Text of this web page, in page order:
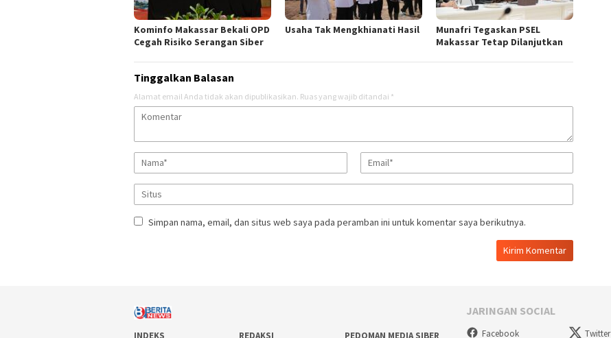
Kominfo Makassar Bekali OPD
Cegah Risiko Serangan Siber
Usaha Tak Mengkhianati Hasil
Munafri Tegaskan PSEL
Makassar Tetap Dilanjutkan
Tinggalkan Balasan
Alamat email Anda tidak akan dipublikasikan. Ruas yang wajib ditandai *
Simpan nama, email, dan situs web saya pada peramban ini untuk komentar saya berikutnya.
JARINGAN SOCIAL
Facebook Twitter